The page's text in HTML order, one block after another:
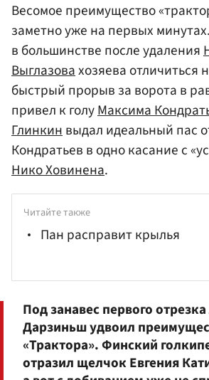
Весомое преимущество
заметно уже на первых
в большинстве после удаления
Выглазовахозяева отличиться
быстрый прорыв за ворота в
привел к голуМаксима
Глинкинвыдал идеальный пас
Кондратьев в одно касание с
Нико Ховинена.
Читайте также
Пан расправит крылья
Под занавес первого
Дарзиньш удвоил
«Трактора». Финский
отразил щелчокЕвгения